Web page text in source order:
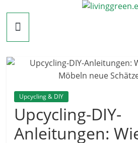
springen
Upcycling & DIY
Upcycling-DIY-
Anleitungen: